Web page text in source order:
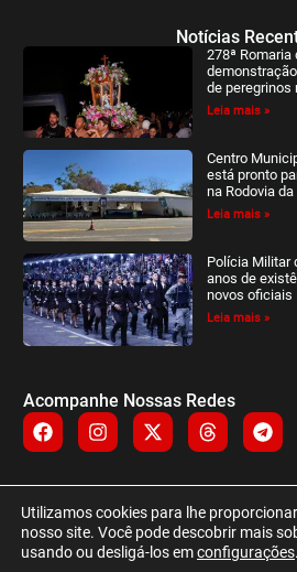
Notícias
278ª
de peregrinos
Leia mais »
Centro
está pronto
na Rodovia da
Leia mais »
Polícia Militar
anos de
novos oficiais
Leia mais »
Acompanhe Nossas Redes
NIQUELÂNDIA NEWS © TODOS OS
CNPJ: 51.563.144/0001-97 –
Utilizamos cookies para lhe
nosso site. Você pode descobrir mais
usando ou desligá-los emconfigurações.